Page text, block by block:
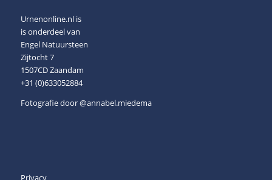
Urnenonline.nl is
is onderdeel van
Engel Natuursteen
Zijtocht 7
1507CD Zaandam
+31 (0)633052884
Fotografie door@annabel.miedema
Privacy